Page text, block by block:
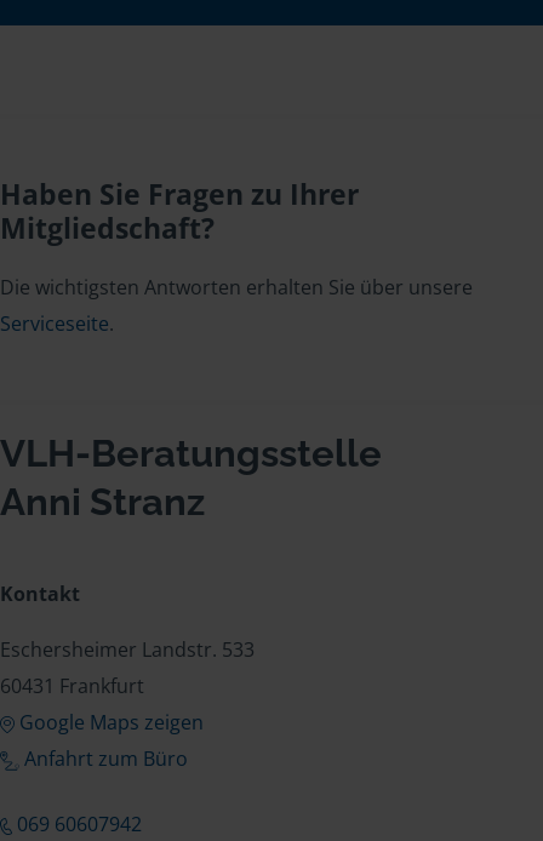
Haben Sie Fragen zu Ihrer
Mitgliedschaft?
Die wichtigsten Antworten erhalten Sie über unsere
Serviceseite.
VLH-Beratungsstelle
Anni Stranz
Kontakt
Eschersheimer Landstr. 533
60431 Frankfurt
Google Maps zeigen
Anfahrt zum Büro
069 60607942